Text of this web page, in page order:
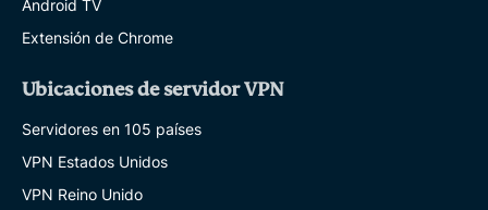
Android TV
Extensión de Chrome
Ubicaciones de servidor VPN
Servidores en 105 países
VPN Estados Unidos
VPN Reino Unido